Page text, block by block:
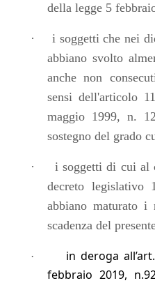
della legge 5
·
i soggetti che nei
abbiano svolto
anche non
sensi dell'articolo
maggio 1999, n.
sostegno del grado
·
i soggetti di cui al
decreto
abbiano maturato
scadenza del
·
in deroga
febbraio 2019,